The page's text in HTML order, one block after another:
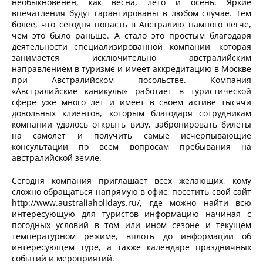
впечатления будут гарантированы в любом случае. Тем
более, что сегодня попасть в Австралию намного легче,
чем это было раньше. А стало это простым благодаря
деятельности специализированной компании, которая
занимается исключительно австралийским
направлением в туризме и имеет аккредитацию в Москве
при Австралийском посольстве. Компания
«Австралийские каникулы» работает в туристической
сфере уже много лет и имеет в своем активе тысячи
довольных клиентов, которым благодаря сотрудникам
компании удалось открыть визу, забронировать билеты
на самолет и получить самые исчерпывающие
консультации по всем вопросам пребывания на
австралийской земле.
Сегодня компания приглашает всех желающих, кому
сложно обращаться напрямую в офис, посетить свой сайт
http://www.australiaholidays.ru/, где можно найти всю
интересующую для туристов информацию начиная с
погодных условий в том или ином сезоне и текущем
температурном режиме, вплоть до информации об
интересующем туре, а также календаре праздничных
событий и мероприятий.